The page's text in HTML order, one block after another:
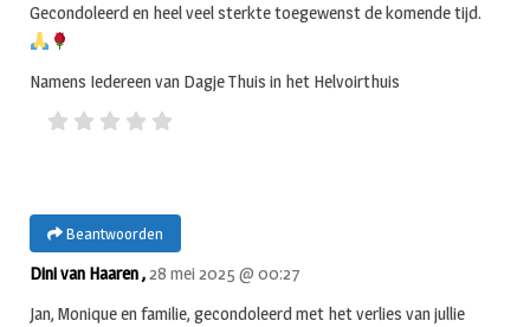
Gecondoleerd en heel veel sterkte toegewenst de komende tijd.
Namens Iedereen van Dagje Thuis in het Helvoirthuis
Beantwoorden
Dini van Haaren ,28 mei 2025 @ 00:27
Jan, Monique en familie, gecondoleerd met het verlies van jullie